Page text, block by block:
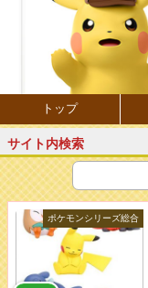
トップ
サイト内検索
ポケモンシリーズ総合